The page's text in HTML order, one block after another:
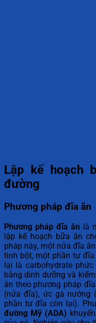
Lập kế hoạch
đường
Phương pháp đĩa ăn
Phương pháp đĩa ăn là
lập kế hoạch bữa ăn
pháp này, một nửa đĩa
tinh bột, một phần tư
lại là carbohydrate
bằng dinh dưỡng và
ăn theo phương pháp
(nửa đĩa), ức gà nướng
phần tư đĩa còn lại).
đường Mỹ (ADA)